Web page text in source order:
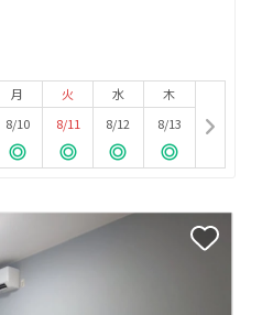
月
8/10
火
8/11
水
8/12
木
8/13